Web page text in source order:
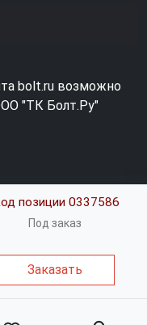
позиции 0337586
Под заказ
Заказать
bolt.ru возможно
"ТК Болт.Ру"